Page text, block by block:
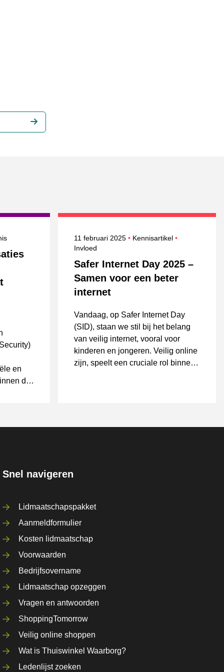
en
de
Safer Internet Day 2025 –
Samen voor een beter
internet
Gepubliceerd op
11 februari 2025 Kennisartikel Onderwerpen
Invloed
Vandaag, op Safer Internet Day
(SID), staan we stil bij het belang
van veilig internet, vooral voor
kinderen en jongeren. Veilig online
zijn, speelt een cruciale rol binnen
Snel navigeren
Lidmaatschapspakket
Aanmeldformulier
Kosten lidmaatschap
Voorwaarden
Bedrijfsovername
Lidmaatschap opzeggen
Vragen en antwoorden
ShoppingTomorrow
Veilig online shoppen
Wat is Thuiswinkel Waarborg?
Ledenlijst zoeken